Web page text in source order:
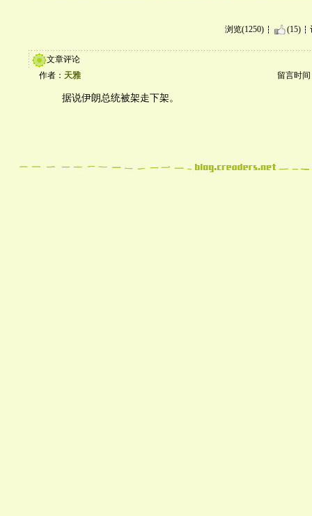
浏览(1250) (15)
文章评论
作者： 天雅 留言时间
据说伊朗总统被架走下架。